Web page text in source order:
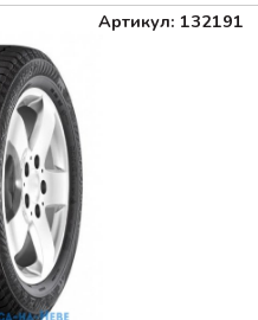
Артикул: 132191